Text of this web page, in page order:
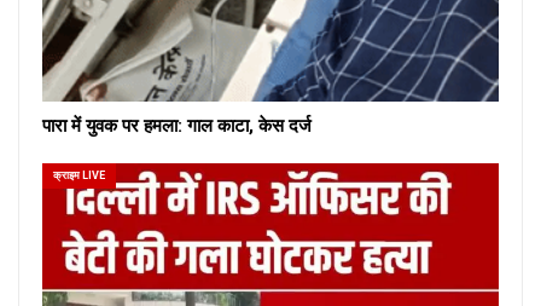
पारा में युवक पर हमला: गाल काटा, केस दर्ज
क्राइम LIVE